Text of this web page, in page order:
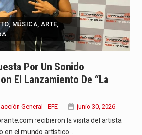
La colaboración, inspirada en Cien años de soledad de Gabriel…
La comedia romántica escrita y dirigida por Dago García cuenta…
El nuevo sello discográfico fue presentado en Bogotá con un…
El Grupo Planeta presenta una nueva selección editorial para este…
MÚSICA, ARTE,
Por Un Sonido
El Lanzamiento De “La
General - EFE junio 30, 2026
recibieron la visita del artista
en el mundo artístico…